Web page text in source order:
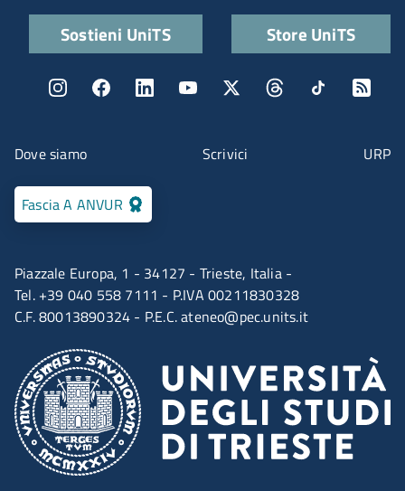
Piazzale Europa, 1 - 34127 - Trieste, Italia -
Tel. +39 040 558 7111 - P.IVA 00211830328
C.F. 80013890324 - P.E.C.ateneo@pec.units.it
Fascia A ANVUR
Menu contatti
Dove siamo Scrivici URP
Quick links
Sostieni UniTS Store UniTS
Menu social